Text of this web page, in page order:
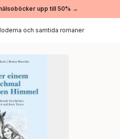
upp till 50% →
och samtida romaner